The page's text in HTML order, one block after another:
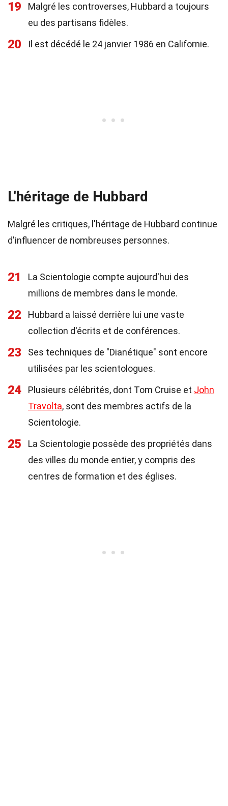
19
Malgré les controverses, Hubbard a toujours
eu des partisans fidèles.
20 Il est décédé le 24 janvier 1986 en Californie.
L'héritage de Hubbard
Malgré les critiques, l'héritage de Hubbard continue
d'influencer de nombreuses personnes.
21
La Scientologie compte aujourd'hui des
millions de membres dans le monde.
22
Hubbard a laissé derrière lui une vaste
collection d'écrits et de conférences.
23
Ses techniques de "Dianétique" sont encore
utilisées par les scientologues.
24 Plusieurs célébrités, dont Tom Cruise et John
Travolta, sont des membres actifs de la
Scientologie.
25
La Scientologie possède des propriétés dans
des villes du monde entier, y compris des
centres de formation et des églises.